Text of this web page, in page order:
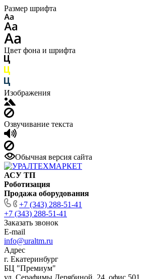
Размер шрифта
Цвет фона и шрифта
Изображения
Озвучивание текста
Обычная версия сайта
АСУ ТП
Роботизация
Продажа оборудования
+7 (343) 288-51-41
+7 (343) 288-51-41
Заказать звонок
E-mail
info@uraltm.ru
Адрес
г. Екатеринбург
БЦ "Премиум"
ул. Серафимы Дерябиной, 24, офис 501